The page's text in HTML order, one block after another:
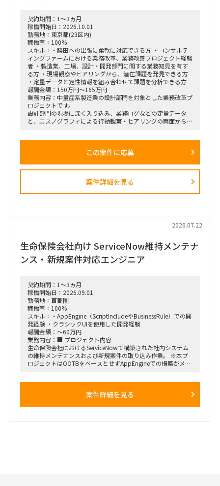
・現場担当者へのヒアリング
・業務課題の抽出、整理、分析
・課題の構造化および改善施策の検討
・調査結果、分析結果の資料化
■契約条件
・参画期間：2026年10月1日～2026年12月28日
または2027年1月31日まで
・稼働率：100％想定
■勤務地・働き方
・出張先：茨城県ひたちなか市・勝田駅周辺
・勝田への訪問頻度は週によって変動
・訪問が発生しない週もある一方、プロジェクト中盤は週3～
・プロジェクト開始直後および終了前は、出張頻度が比較的少
・勝田出張以外の日はリモートワーク
契約期間：1～3ヵ月
稼働開始日：2026.10.01
勤務地：東京都(23区内)
稼働率：100%
スキル：・勝田への出張に柔軟に対応できる方 ・コンサルテ
ィングファームにおける業務改革、業務改善プロジェクト経験
者 ・製造業、工場、設計・開発部門に関する業務知見を有す
る方 ・現場観察やヒアリングから、潜在課題を発見できる方
・定量データと定性情報を組み合わせて課題を分析できる方
報酬金額：150万円～165万円
業務内容：中量産系製造業の設計部門を対象とした業務改革プ
ロジェクトです。
設計部門の現場に深く入り込み、業務ログなどの定量データ
と、エスノグラフィによる行動観察・ヒアリングの両面から、
に対する改革提案および最終報告までを担います。
■業務内容
・設計部門のオフィス内における行動観察、エスノグラフィ調
・現場担当者へのヒアリングおよび顕在・潜在課題の整理
・課題の分析、構造化およびボトルネックの特定
・幹部層への中間報告、最終報告資料の作成およびプレゼンテ
ーション
・調査・分析結果の構造化および資料化
・費用対効果の試算、ロードマップ策定
・下位メンバーのリードおよびタスク管理
・幹部層向け報告資料の作成、プレゼンテーション支援
■契約条件
・参画期間：2026年10月1日～2026年12月28日
または2027年1月31日まで
・稼働率：100％想定
■勤務地・働き方
・勝田への訪問頻度は週によって変動
4日程度の出張が発生する可能性あり
・勝田出張以外の日はリモートワーク
この案件に応募
案件詳細を見る
2026.07.22
生命保険会社向け ServiceNow維持メンテナ
ンス・新規案件対応エンジニア
契約期間：1～3ヵ月
稼働開始日：2026.09.01
勤務地：首都圏
稼働率：100%
スキル：・AppEngine（ScriptIncludeやBusinessRule）での開
発経験 ・クラシックUIを使用した開発経験
報酬金額：～60万円
業務内容：■ プロジェクト内容
生命保険会社におけるServiceNowで構築された社内システム
の維持メンテナンスおよび新規案件の取り込み作業。 ※本プ
ロジェクトはOOTBをベースとせずAppEngineでの構築がメイ
・9/1～（※可能ならば８月中からのジョインを希望）
案件詳細を見る